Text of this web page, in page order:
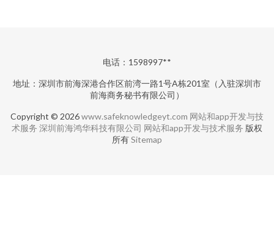
电话：1598997**
地址：深圳市前海深港合作区前湾一路1号A栋201室（入驻深圳市
前海商务秘书有限公司）
Copyright © 2026www.safeknowledgeyt.com 网站和app开发与技
术服务 深圳前海鸿华科技有限公司 网站和app开发与技术服务 版权
所有Sitemap